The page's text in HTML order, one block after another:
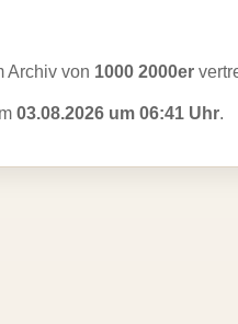
Archiv von 1000 2000er
03.08.2026 um 06:41 Uhr.